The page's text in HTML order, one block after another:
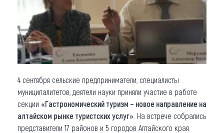
Коллекция впечатлений
Другие рубрики
4 сентября сельские предприниматели, специалисты
муниципалитетов, деятели науки приняли участие в работе
секции «Гастрономический туризм – новое направление на
алтайском рынке туристских услуг» . На встрече собрались
представители 17 районов и 5 городов Алтайского края.